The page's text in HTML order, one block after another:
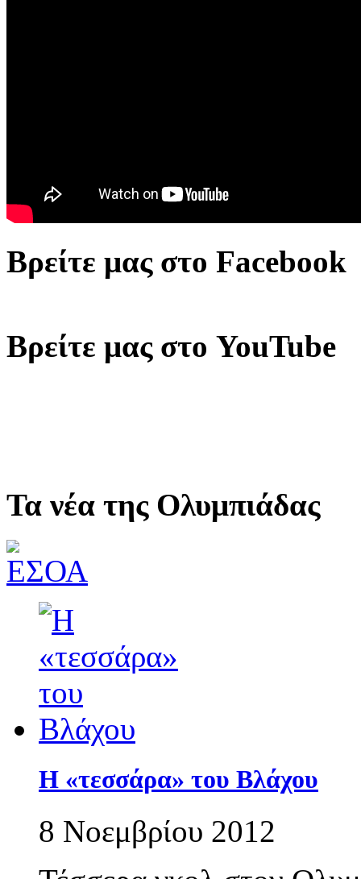
Βρείτε μας στο Facebook
Βρείτε μας στο YouTube
Τα νέα της Ολυμπιάδας
Η «τεσσάρα» του Βλάχου
8 Νοεμβρίου 2012